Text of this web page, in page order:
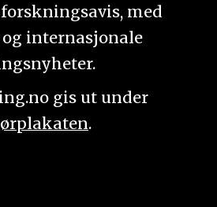
med
internasjonale
gis ut under
.